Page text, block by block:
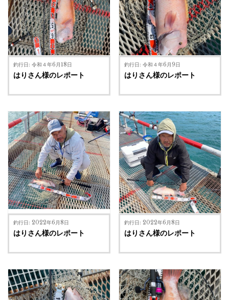
釣行日: 令和４年6月18日
はりさん様のレポート
釣行日: 令和４年6月9日
はりさん様のレポート
釣行日: 2022年6月8日
はりさん様のレポート
釣行日: 2022年6月8日
はりさん様のレポート